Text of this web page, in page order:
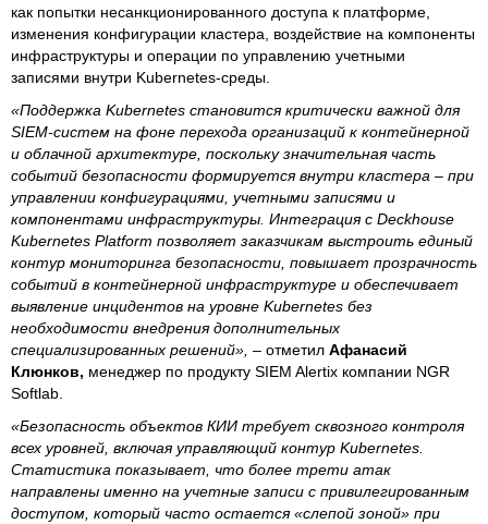
как попытки несанкционированного доступа к платформе,
изменения конфигурации кластера, воздействие на компоненты
инфраструктуры и операции по управлению учетными
записями внутри Kubernetes-среды.
«Поддержка Kubernetes становится критически важной для
SIEM-систем на фоне перехода организаций к контейнерной
и облачной архитектуре, поскольку значительная часть
событий безопасности формируется внутри кластера – при
управлении конфигурациями, учетными записями и
компонентами инфраструктуры. Интеграция с Deckhouse
Kubernetes Platform позволяет заказчикам выстроить единый
контур мониторинга безопасности, повышает прозрачность
событий в контейнерной инфраструктуре и обеспечивает
выявление инцидентов на уровне Kubernetes без
необходимости внедрения дополнительных
специализированных решений», – отметил Афанасий
Клюнков, менеджер по продукту SIEM Alertix компании NGR
Softlab.
«Безопасность объектов КИИ требует сквозного контроля
всех уровней, включая управляющий контур Kubernetes.
Статистика показывает, что более трети атак
направлены именно на учетные записи с привилегированным
доступом, который часто остается «слепой зоной» при